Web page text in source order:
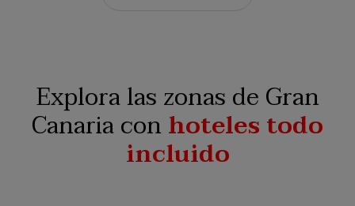
Explora las zonas de Gran
Canaria conhoteles todo
incluido